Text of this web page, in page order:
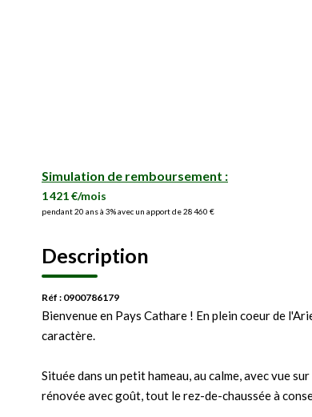
Simulation de remboursement :
1 421 €/mois
pendant 20 ans à 3% avec un apport de 28 460 €
Description
Réf : 0900786179
Bienvenue en Pays Cathare ! En plein coeur de
caractère.
Située dans un petit hameau, au calme, avec vue
rénovée avec goût, tout le rez-de-chaussée à